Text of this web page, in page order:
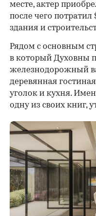
месте, актер
после чего потратил
здания и
Рядом с основным
в который Духовны
железнодорожный
деревянная
уголок и кухня.
одну из своих книг,